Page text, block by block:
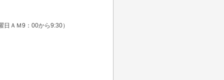
ＡＭ9：00から9:30）